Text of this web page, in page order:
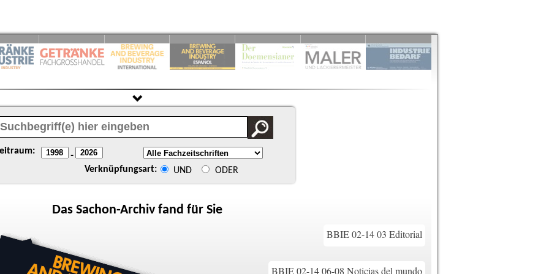
-
Verknüpfungsart: UND ODER
Das Sachon-Archiv fand für Sie
BBIE 02-14 03 Editorial
BBIE 02-14 06-08 Noticias del mundo